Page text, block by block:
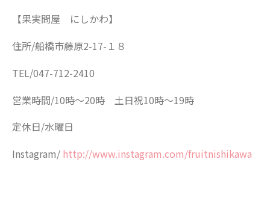
【果実問屋 にしかわ】
住所/船橋市藤原2-17-１８
TEL/047-712-2410
営業時間/10時～20時 土日祝10時～19時
定休日/水曜日
Instagram/ http://www.instagram.com/fruitnishikawa